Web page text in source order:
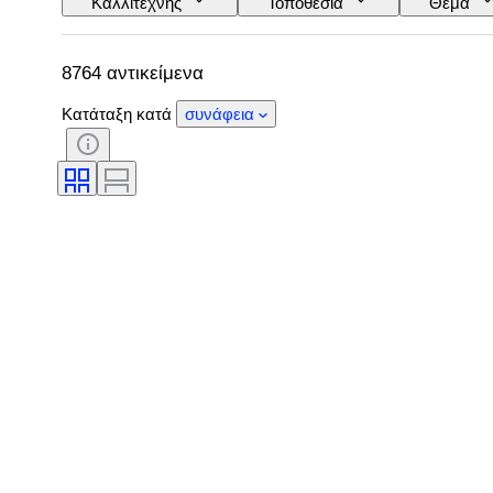
8764 αντικείμενα
Κατάταξη κατά συνάφεια